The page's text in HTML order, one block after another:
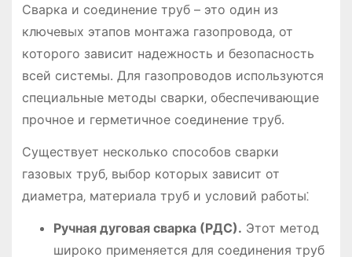
Сварка и соединение труб – это один из
ключевых этапов монтажа газопровода‚ от
которого зависит надежность и безопасность
всей системы․ Для газопроводов используются
специальные методы сварки‚ обеспечивающие
прочное и герметичное соединение труб․
Существует несколько способов сварки
газовых труб‚ выбор которых зависит от
диаметра‚ материала труб и условий работы⁚
Ручная дуговая сварка (РДС)․ Этот метод
широко применяется для соединения труб